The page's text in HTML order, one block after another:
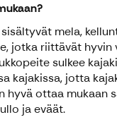
mela,
jotka riittävät hyvin
sulkee
kajakissa, jotta
hyvä ottaa mukaan
ja eväät.